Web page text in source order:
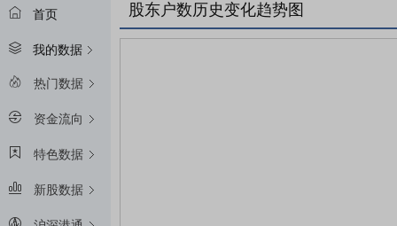
首页
我的数据
热门数据
资金流向
特色数据
新股数据
股东户数历史变化趋势图